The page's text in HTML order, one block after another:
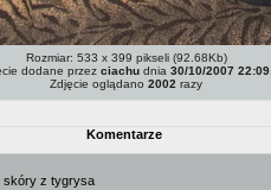
Rozmiar: 533 x 399 pikseli (92.68Kb)
dodane przez ciachu dnia 30/10/2007 22:09
Zdjęcie oglądano 2002 razy
Komentarze
skóry z tygrysa